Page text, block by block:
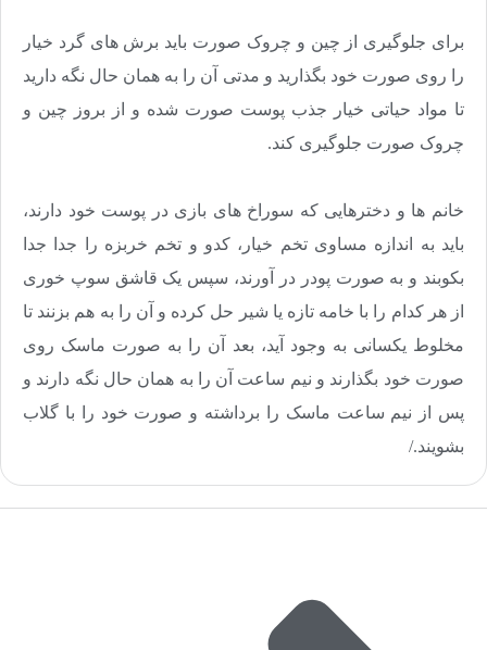
برای جلوگیری از چین و چروک صورت باید برش های گرد خیار
را روی صورت خود بگذارید و مدتی آن را به همان حال نگه دارید
تا مواد حیاتی خیار جذب پوست صورت شده و از بروز چین و
چروک صورت جلوگیری کند.
خانم ها و دخترهایی که سوراخ های بازی در پوست خود دارند،
باید به اندازه مساوی تخم خیار، کدو و تخم خربزه را جدا جدا
بکوبند و به صورت پودر در آورند، سپس یک قاشق سوپ خوری
از هر کدام را با خامه تازه یا شیر حل کرده و آن را به هم بزنند تا
مخلوط یکسانی به وجود آید، بعد آن را به صورت ماسک روی
صورت خود بگذارند و نیم ساعت آن را به همان حال نگه دارند و
پس از نیم ساعت ماسک را برداشته و صورت خود را با گلاب
بشویند/.